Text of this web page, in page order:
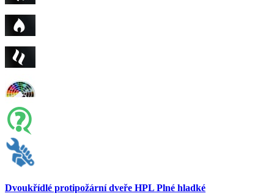
Dvoukřídlé protipožární dveře HPL Plné hladké